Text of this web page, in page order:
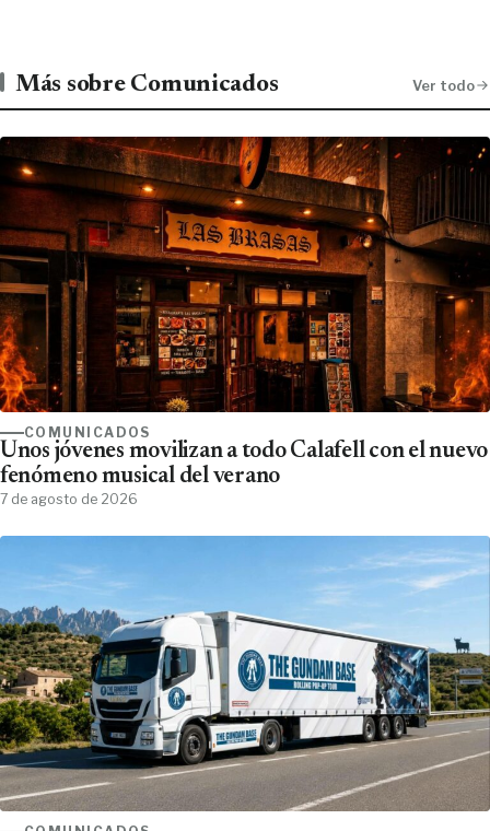
Más sobre Comunicados Ver todo
COMUNICADOS
Unos jóvenes movilizan a todo Calafell con el nuevo
fenómeno musical del verano
7 de agosto de 2026